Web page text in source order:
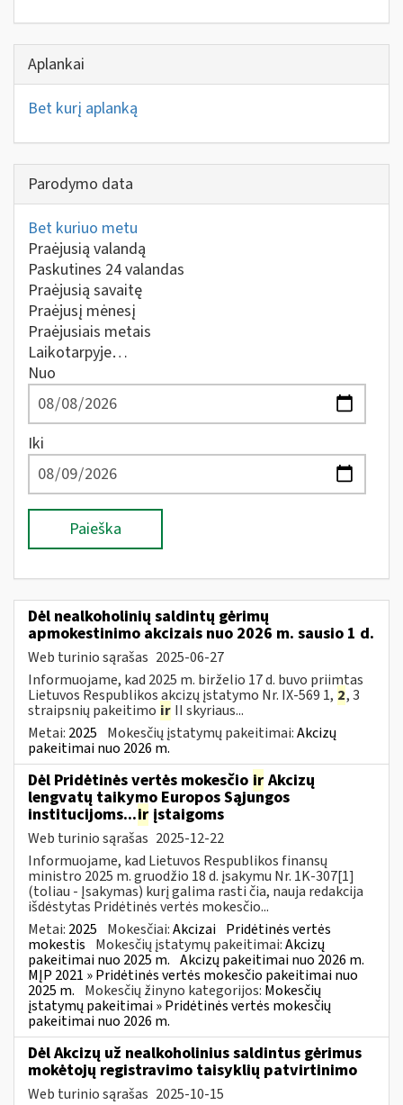
Aplankai
Bet kurį aplanką
Parodymo data
Bet kuriuo metu
Praėjusią valandą
Paskutines 24 valandas
Praėjusią savaitę
Praėjusį mėnesį
Praėjusiais metais
Laikotarpyje…
Nuo
Iki
Paieška
Dėl nealkoholinių saldintų gėrimų
apmokestinimo akcizais nuo 2026 m. sausio 1 d.
Web turinio sąrašas 2025-06-27
Informuojame, kad 2025 m. birželio 17 d. buvo priimtas
Lietuvos Respublikos akcizų įstatymo Nr. IX-569 1, 2, 3
straipsnių pakeitimo ir II skyriaus...
Metai: 2025 Mokesčių įstatymų pakeitimai:Akcizų
pakeitimai nuo 2026 m.
Dėl Pridėtinės vertės mokesčio ir Akcizų
lengvatų taikymo Europos Sąjungos
institucijoms...ir įstaigoms
Web turinio sąrašas 2025-12-22
Informuojame, kad Lietuvos Respublikos finansų
ministro 2025 m. gruodžio 18 d. įsakymu Nr. 1K-307[1]
(toliau - Įsakymas) kurį galima rasti čia, nauja redakcija
išdėstytas Pridėtinės vertės mokesčio...
Metai: 2025 Mokesčiai:Akcizai Pridėtinės vertės
mokestis Mokesčių įstatymų pakeitimai:Akcizų
pakeitimai nuo 2025 m. Akcizų pakeitimai nuo 2026 m.
MĮP 2021 » Pridėtinės vertės mokesčio pakeitimai nuo
2025 m. Mokesčių žinyno kategorijos: Mokesčių
įstatymų pakeitimai » Pridėtinės vertės mokesčių
pakeitimai nuo 2026 m.
Dėl Akcizų už nealkoholinius saldintus gėrimus
mokėtojų registravimo taisyklių patvirtinimo
Web turinio sąrašas 2025-10-15